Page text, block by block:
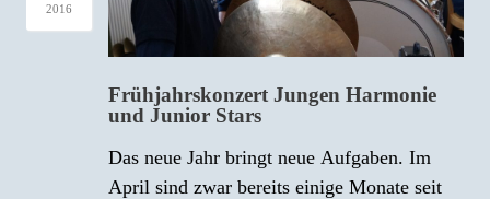
2016
Frühjahrskonzert Jungen Harmonie
und Junior Stars
Das neue Jahr bringt neue Aufgaben. Im
April sind zwar bereits einige Monate seit